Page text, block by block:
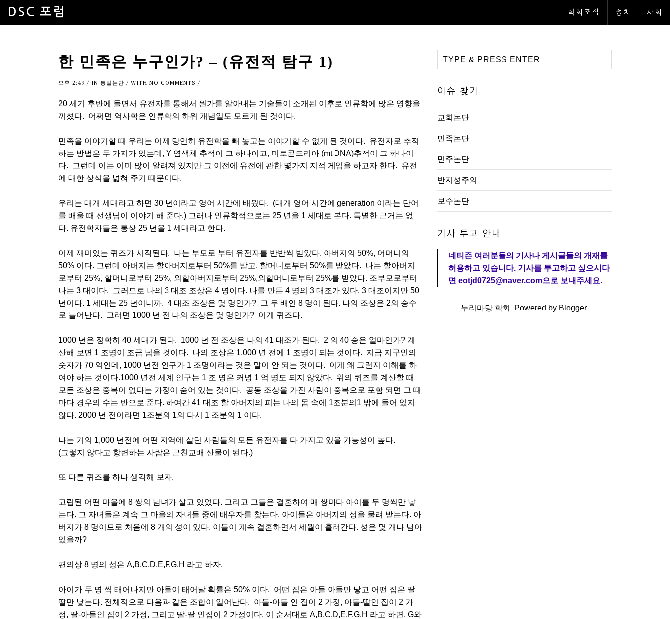
DSC 포럼 학회조직 정치 사회
한 민족은 누구인가? – (유전적 탐구 1)
오후 2:49 / IN 통일논단 / WITH NO COMMENTS /
20 세기 후반에 들면서 유전자를 통해서 뭔가를 알아내는 기술들이 소개된 이후로 인류학에 많은 영향을
끼쳤다. 어쩌면 역사학은 인류학의 하위 개념일도 모르게 된 것이다.
민족을 이야기할 때 우리는 이제 당연히 유전학을 빼 놓고는 이야기할 수 없게 된 것이다. 유전자로 추적
하는 방법은 두 가지가 있는데, Y 염색체 추적이 그 하나이고, 미토콘드리아 (mt DNA)추적이 그 하나이
다. 그런데 이는 이미 많이 알려져 있지만 그 이전에 유전에 관한 몇가지 지적 게임을 하고자 한다. 유전
에 대한 상식을 넓혀 주기 때문이다.
우리는 대개 세대라고 하면 30 년이라고 영어 시간에 배웠다. (대개 영어 시간에 generation 이라는 단어
를 배울 때 선생님이 이야기 해 준다.) 그러나 인류학적으로는 25 년을 1 세대로 본다. 특별한 근거는 없
다. 유전학자들은 통상 25 년을 1 세대라고 한다.
이제 재미있는 퀴즈가 시작된다. 나는 부모로 부터 유전자를 반반씩 받았다. 아버지의 50%, 어머니의
50% 이다. 그런데 아버지는 할아버지로부터 50%를 받고, 할머니로부터 50%를 받았다. 나는 할아버지
로부터 25%, 할머니로부터 25%, 외할아버지로부터 25%,외할머니로부터 25%를 받았다. 조부모로부터
나는 3 대이다. 그러므로 나의 3 대조 조상은 4 명이다. 나를 만든 4 명의 3 대조가 있다. 3 대조이지만 50
년이다. 1 세대는 25 년이니까. 4 대조 조상은 몇 명인가? 그 두 배인 8 명이 된다. 나의 조상은 2의 승수
로 늘어난다. 그러면 1000 년 전 나의 조상은 몇 명인가? 이게 퀴즈다.
1000 년은 정학히 40 세대가 된다. 1000 년 전 조상은 나의 41 대조가 된다. 2 의 40 승은 얼마인가? 계
산해 보면 1 조명이 조금 넘을 것이다. 나의 조상은 1,000 년 전에 1 조명이 되는 것이다. 지금 지구인의
숫자가 70 억인데, 1000 년전 인구가 1 조명이라는 것은 말이 안 되는 것이다. 이게 왜 그런지 이해를 하
여야 하는 것이다.1000 년전 세계 인구는 1 조 명은 커녕 1 억 명도 되지 않았다. 위의 퀴즈를 계산할 때
모든 조상은 중복이 없다는 가정이 숨어 있는 것이다. 공동 조상을 가진 사람이 중복으로 포함 되면 그 때
마다 경우의 수는 반으로 준다. 하여간 41 대조 할 아버지의 피는 나의 몸 속에 1조분의1 밖에 들어 있지
않다. 2000 년 전이라면 1조분의 1의 다시 1 조분의 1 이다.
나는 거의 1,000 년전에 어떤 지역에 살던 사람들의 모든 유전자를 다 가지고 있을 가능성이 높다.
(그렇지 않다고 항변하는 사람은 근친교배 산물이 된다.)
또 다른 퀴즈를 하나 생각해 보자.
고립된 어떤 마을에 8 쌍의 남녀가 살고 있었다. 그리고 그들은 결혼하여 매 쌍마다 아이를 두 명씩만 낳
는다. 그 자녀들은 계속 그 마을의 자녀들 중에 배우자를 찾는다. 아이들은 아버지의 성을 물려 받는다. 아
버지가 8 명이므로 처음에 8 개의 성이 있다. 이들이 계속 결혼하면서 세월이 흘러간다. 성은 몇 개나 남아
있을까?
편의상 8 명의 성은 A,B,C,D,E,F,G,H 라고 하자.
아이가 두 명 씩 태어나지만 아들이 태어날 확률은 50% 이다. 어떤 집은 아들 아들만 낳고 어떤 집은 딸
딸만 낳는다. 전체적으로 다음과 같은 조합이 일어난다. 아들-아들 인 집이 2 가정, 아들-딸인 집이 2 가
정, 딸-아들인 집이 2 가정, 그리고 딸-딸 인집이 2 가정이다. 이 순서대로 A,B,C,D,E,F,G,H 라고 하면, G와
이슈 찾기
교회논단
민족논단
민주논단
반지성주의
보수논단
기사 투고 안내
네티즌 여러분들의 기사나 게시글들의 개재를
허용하고 있습니다. 기사를 투고하고 싶으시다
면 eotjd0725@naver.com으로 보내주세요.
누리마당 학회. Powered by Blogger.